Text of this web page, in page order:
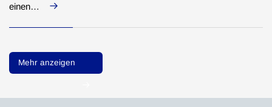
einen…
Mehr anzeigen